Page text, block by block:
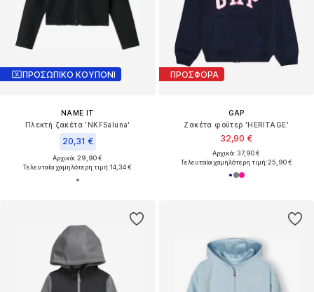
ΠΡΟΣΩΠΙΚΟ ΚΟΥΠΟΝΙ
NAME IT
Πλεκτή ζακέτα 'NKFSaluna'
20,31 €
Αρχικά: 29,90 €
Τελευταία χαμηλότερη τιμή:14,34 €
ΠΡΟΣΦΟΡΑ
GAP
Ζακέτα φούτερ 'HERITAGE'
32,90 €
Αρχικά: 37,90 €
Τελευταία χαμηλότερη τιμή:25,90 €